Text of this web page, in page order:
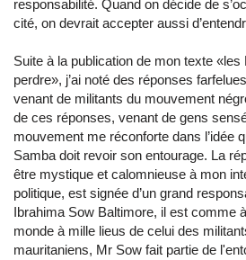
responsabilité. Quand on décide de
cité, on devrait accepter aussi
Suite à la publication de mon texte «les
perdre», j’ai noté des réponses
venant de militants du mouvement
de ces réponses, venant de gens
mouvement me réconforte dans l’idée
Samba doit revoir son entourage. La
être mystique et calomnieuse à mon
politique, est signée d’un grand
Ibrahima Sow Baltimore, il est comme
monde à mille lieus de celui des
mauritaniens, Mr Sow fait partie de